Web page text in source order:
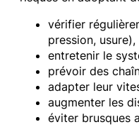
vérifier
pression, usure),
entretenir le
prévoir des
adapter leur
augmenter les
éviter brusques